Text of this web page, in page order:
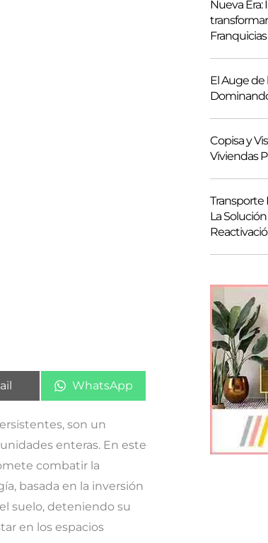
Compartir
WhatsApp
son un
enteras. En este
combatir la
basada en la inversión
suelo, deteniendo su
en los espacios
Nueva Era:
Franquicias
El Auge de
Copisa y
Viviendas
Transporte
La